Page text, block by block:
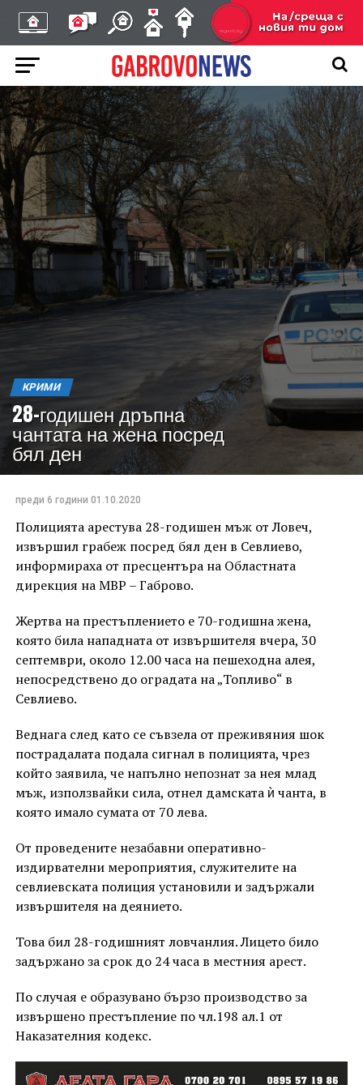
КРИМИ
28-годишен дръпна
чантата на жена посред
бял ден
преди 6 години 01.10.2020
Полицията арестува 28-годишен мъж от Ловеч,
извършил грабеж посред бял ден в Севлиево,
информираха от пресцентъра на Областната
дирекция на МВР – Габрово.
Жертва на престъплението е 70-годишна жена,
която била нападната от извършителя вчера, 30
септември, около 12.00 часа на пешеходна алея,
непосредствено до оградата на „Топливо“ в
Севлиево.
Веднага след като се съвзела от преживяния шок
пострадалата подала сигнал в полицията, чрез
който заявила, че напълно непознат за нея млад
мъж, използвайки сила, отнел дамската ѝ чанта, в
която имало сумата от 70 лева.
От проведените незабавни оперативно-
издирвателни мероприятия, служителите на
севлиевската полиция установили и задържали
извършителя на деянието.
Това бил 28-годишният ловчанлия. Лицето било
задържано за срок до 24 часа в местния арест.
По случая е образувано бързо производство за
извършено престъпление по чл.198 ал.1 от
Наказателния кодекс.